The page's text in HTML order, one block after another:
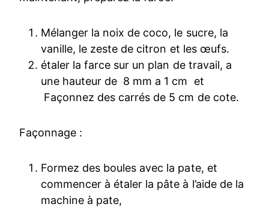
Mélanger la noix de coco, le sucre, la
vanille, le zeste de citron et les œufs.
étaler la farce sur un plan de travail, a
une hauteur de 8 mm a 1 cm et
Façonnez des carrés de 5 cm de cote.
Façonnage :
Formez des boules avec la pate, et
commencer à étaler la pâte à l’aide de la
machine à pate,